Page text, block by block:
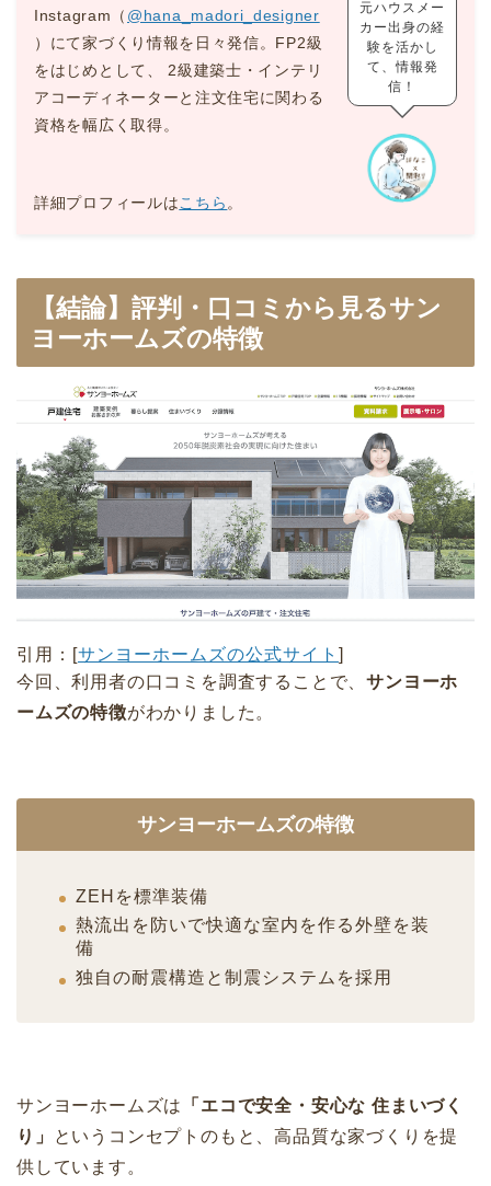
Instagram（ @hana_madori_designer
）にて家づくり情報を日々発信。FP2級
をはじめとして、 2級建築士・インテリ
アコーディネーターと注文住宅に関わる
資格を幅広く取得。
詳細プロフィールはこちら 。
元ハウスメー
カー出身の経
験を活かし
て、情報発
信！
【結論】評判・口コミから見るサン
ヨーホームズの特徴
引用：[サンヨーホームズの公式サイト ]
今回、利用者の口コミを調査することで、サンヨーホ
ームズの特徴がわかりました。
サンヨーホームズの特徴
ZEHを標準装備
熱流出を防いで快適な室内を作る外壁を装
備
独自の耐震構造と制震システムを採用
サンヨーホームズは
「エコで安全・安心な 住まいづく
り」
というコンセプトのもと、高品質な家づくりを提
供しています。